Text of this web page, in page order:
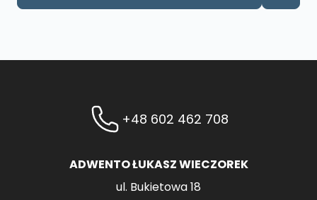
+48 602 462 708
ADWENTO ŁUKASZ WIECZOREK
ul. Bukietowa 18